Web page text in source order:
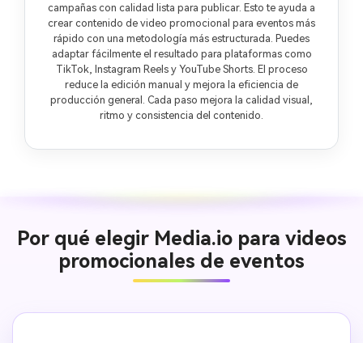
campañas con calidad lista para publicar. Esto te ayuda a
crear contenido de video promocional para eventos más
rápido con una metodología más estructurada. Puedes
adaptar fácilmente el resultado para plataformas como
TikTok, Instagram Reels y YouTube Shorts. El proceso
reduce la edición manual y mejora la eficiencia de
producción general. Cada paso mejora la calidad visual,
ritmo y consistencia del contenido.
Por qué elegir Media.io para videos
promocionales de eventos